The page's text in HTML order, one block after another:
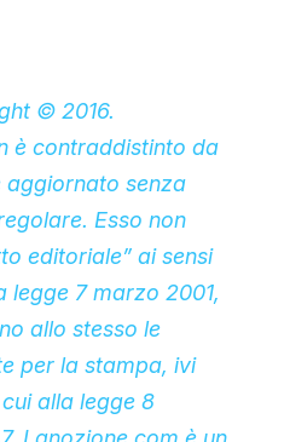
© 2016.
è contraddistinto da
aggiornato senza
Esso non
editoriale” ai sensi
legge 7 marzo 2001,
allo stesso le
per la stampa, ivi
alla legge 8